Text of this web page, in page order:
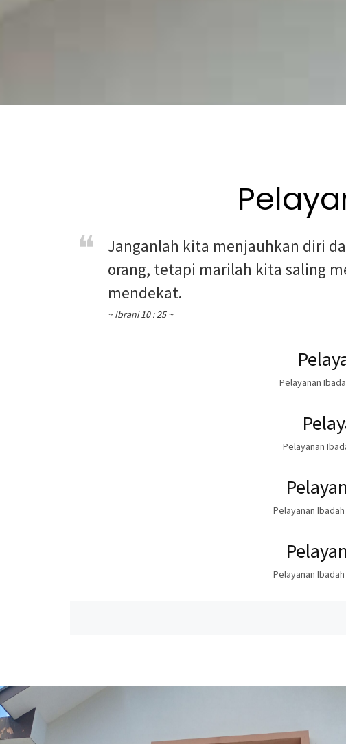
Janganlah kita menjauhkan diri
orang, tetapi marilah kita saling
mendekat.
~ Ibrani 10 : 25 ~
Pelayanan
Pelayanan
Pelayanan
Pelayanan